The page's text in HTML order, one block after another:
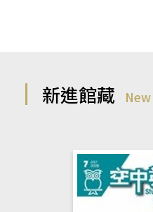
新進館藏